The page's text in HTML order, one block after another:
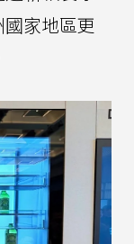
家地區更